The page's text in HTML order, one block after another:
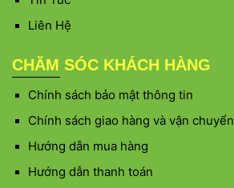
Liên Hệ
CHĂM SÓC KHÁCH HÀNG
Chính sách bảo mật thông tin
Chính sách giao hàng và vận chuyển
Hướng dẫn mua hàng
Hướng dẫn thanh toán